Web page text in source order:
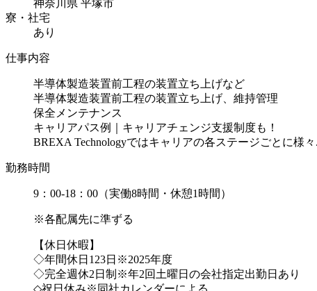
神奈川県 平塚市
寮・社宅
あり
仕事内容
半導体製造装置前工程の装置立ち上げなど
半導体製造装置前工程の装置立ち上げ、維持管理
保全メンテナンス
キャリアパス例｜キャリアチェンジ支援制度も！
BREXA Technologyではキャリアの各ステージごとに様々
勤務時間
9：00-18：00（実働8時間・休憩1時間）
※各配属先に準ずる
【休日休暇】
◇年間休日123日※2025年度
◇完全週休2日制※年2回土曜日の会社指定出勤日あり